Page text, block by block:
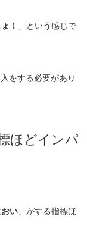
！
」という感じで
をする必要があり
ほどインパ
い 」がする指標ほ